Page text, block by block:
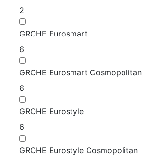
2
GROHE Eurosmart
6
GROHE Eurosmart Cosmopolitan
6
GROHE Eurostyle
6
GROHE Eurostyle Cosmopolitan